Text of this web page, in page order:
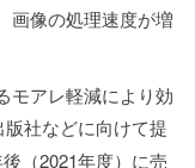
画像の処理速度が増
モアレ軽減により効
版社などに向けて提
（2021年度）に売